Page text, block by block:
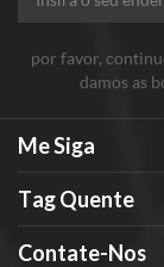
por favor,
damos as
Me Siga
Tag Quente
Contate-Nos